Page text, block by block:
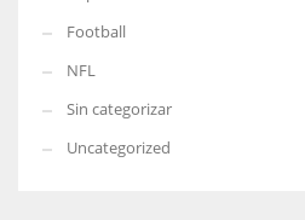
Football
NFL
Sin categorizar
Uncategorized